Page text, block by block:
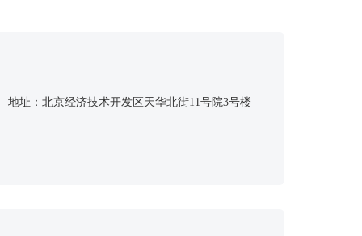
地址： 北京经济技术开发区天华北街11号院3号楼